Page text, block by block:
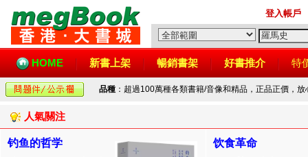
登入帳戶
HOME 新書上架 暢銷書架 好書推介 特
品種 ：超過100萬種各類書籍/音像和精品，正品正價，
人氣關注
钓鱼的哲学 饮食革命